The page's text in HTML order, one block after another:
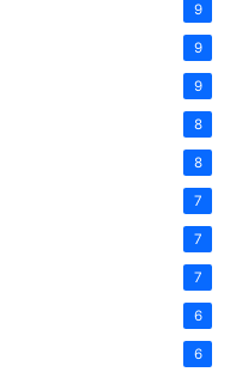
9
9
9
8
8
7
7
7
6
6